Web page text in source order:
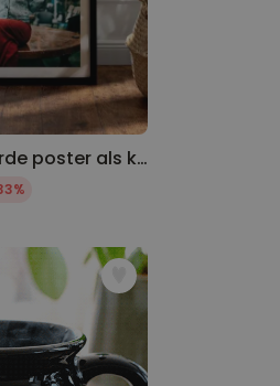
Gepersonaliseerde poster als krant